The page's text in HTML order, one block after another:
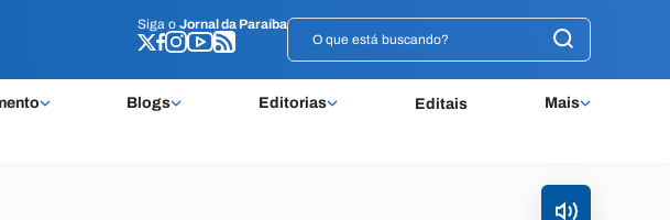
Siga o Jornal da Paraíba
Blogs Editorias Editais Mais
Siga o Jornal da Paraíba